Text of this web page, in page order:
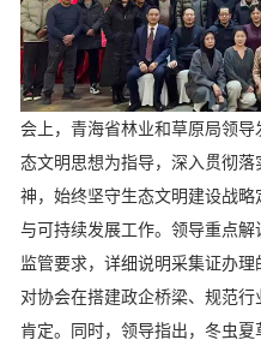
会上，青海省林业和草原局领
态文明思想为指导，深入贯彻
神，始终坚守生态文明建设战
与可持续发展工作。领导重点
监管要求，详细说明采集证办
对协会在搭建政企桥梁、规范
肯定。同时，领导指出，冬虫